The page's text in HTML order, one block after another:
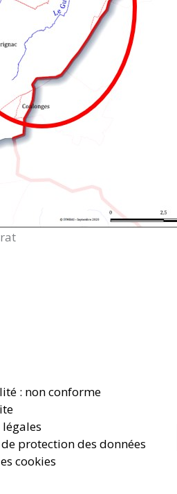
: non conforme
protection des données
cookies